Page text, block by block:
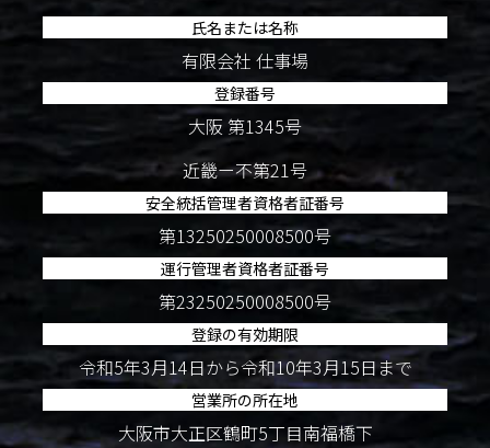
氏名または名称
有限会社 仕事場
登録番号
大阪 第1345号
近畿ー不第21号
安全統括管理者資格者証番号
第13250250008500号
運行管理者資格者証番号
第23250250008500号
登録の有効期限
令和5年3月14日から令和10年3月15日まで
営業所の所在地
大阪市大正区鶴町5丁目南福橋下